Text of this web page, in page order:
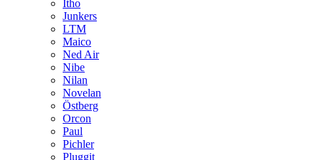
Itho
Junkers
LTM
Maico
Ned Air
Nibe
Nilan
Novelan
Östberg
Orcon
Paul
Pichler
Pluggit